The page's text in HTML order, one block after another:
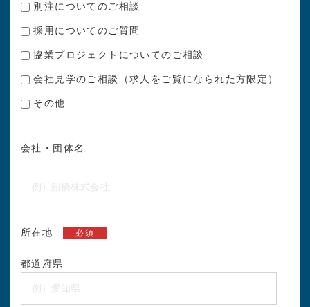
別注についてのご相談
採用についてのご質問
協業プロジェクトについてのご相談
会社見学のご相談（求人をご覧になられた方限定）
その他
会社・団体名
所在地 必須
都道府県